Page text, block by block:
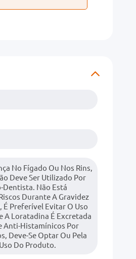
No Fígado Ou Nos Rins,
Deve Ser Utilizado Por
Dentista. Não Está
Durante A Gravidez
Preferível Evitar O Uso
A Loratadina É Excretada
Anti-Histamínicos Por
Deve-Se Optar Ou Pela
Do Produto.